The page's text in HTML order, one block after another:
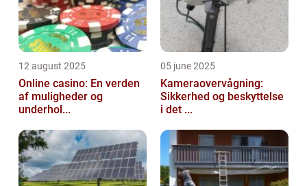
12 august 2025
Online casino: En verden
af muligheder og
underhol...
05 june 2025
Kameraovervågning:
Sikkerhed og beskyttelse
i det ...